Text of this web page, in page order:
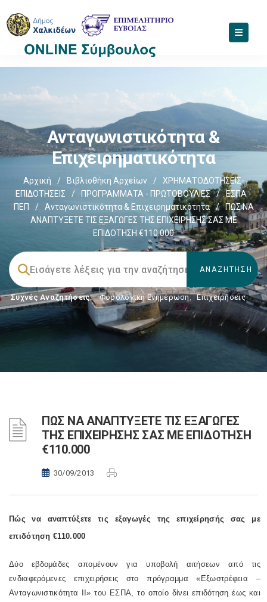
Ανταγωνιστικότητα &
Επιχειρηματικότητα
Αρχική / Βιβλιοθήκη Αρχείων /
ΧΡΗΜΑΤΟΔΟΤΗΣΕΙΣ-
ΕΠΙΔΟΤΗΣΕΙΣ
/ ΠΡΟΓΡΑΜΜΑΤΑ - ΠΡΩΤΟΒΟΥΛΙΕΣ /
ΕΣΠΑ -
ΠΕΠ
/ Ανταγωνιστικότητα & Επιχειρηματικότητα /
ΠΩΣ ΝΑ
ΑΝΑΠΤΥΞΕΤΕ ΤΙΣ ΕΞΑΓΩΓΕΣ ΤΗΣ ΕΠΙΧΕΙΡΗΣΗΣ ΣΑΣ ΜΕ
ΕΠΙΔΟΤΗΣΗ €110.000
Συχνές Αναζητήσεις: Φορολογικη Ενημέρωση, Επιχειρήσεις
ΠΩΣ ΝΑ ΑΝΑΠΤΥΞΕΤΕ ΤΙΣ ΕΞΑΓΩΓΕΣ
ΤΗΣ ΕΠΙΧΕΙΡΗΣΗΣ ΣΑΣ ΜΕ ΕΠΙΔΟΤΗΣΗ
€110.000
30/09/2013
Πώς να αναπτύξετε τις εξαγωγές της επιχείρησής σας με
επιδότηση €110.000
Δύο εβδομάδες απομένουν για υποβολή αιτήσεων από τις
ενδιαφερόμενες επιχειρήσεις στο πρόγραμμα «Εξωστρέφεια –
Ανταγωνιστικότητα ΙΙ» του ΕΣΠΑ, το οποίο δίνει επιδότηση έως και